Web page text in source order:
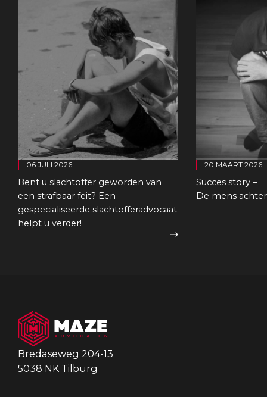
06 JULI 2026
Bent u slachtoffer geworden van
een strafbaar feit? Een
gespecialiseerde slachtofferadvocaat
helpt u verder!
20 MAART 2026
Succes story –
De mens
Bredaseweg 204-13
5038 NK Tilburg